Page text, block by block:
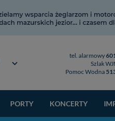
Giżycko
tel. alarmowy
Szlak
Pomoc Wodna
PORTY KONCERTY